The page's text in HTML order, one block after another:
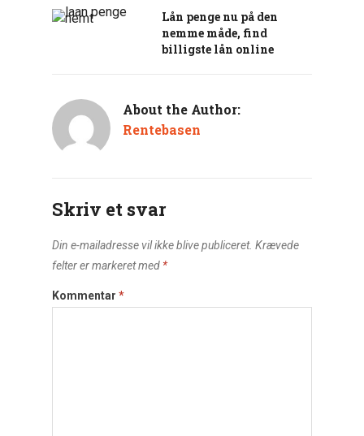
Lån penge nu på den
nemme måde, find
billigste lån online
About the Author:
Rentebasen
Skriv et svar
Din e-mailadresse vil ikke blive publiceret. Krævede
felter er markeret med *
Kommentar *